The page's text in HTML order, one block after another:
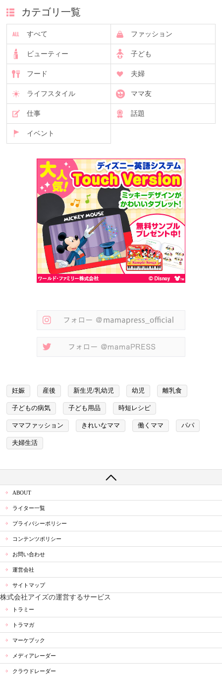
カテゴリ一覧
すべて ファッション
ビューティー 子ども
フード 夫婦
ライフスタイル ママ友
仕事 話題
イベント
妊娠 産後 新生児/乳幼児 幼児 離乳食
子どもの病気 子ども用品 時短レシピ
ママファッション きれいなママ 働くママ パパ
夫婦生活
ABOUT
ライター一覧
プライバシーポリシー
コンテンツポリシー
お問い合わせ
運営会社
サイトマップ
株式会社アイズの運営するサービス
トラミー
トラマガ
マーケブック
メディアレーダー
クラウドレーダー